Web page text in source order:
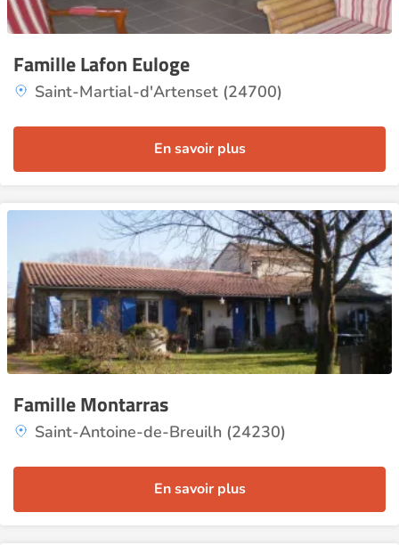
Famille Lafon Euloge
Saint-Martial-d'Artenset (24700)
En savoir plus
Famille Montarras
Saint-Antoine-de-Breuilh (24230)
En savoir plus